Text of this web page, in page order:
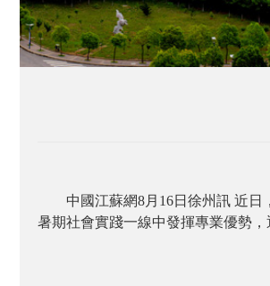
中國江蘇網8月16日徐州訊 近
暑期社會實踐一線中發揮專業優勢